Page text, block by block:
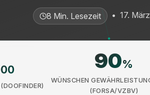
8 Min. Lesezeit • 17.
90%
WÜNSCHEN
(FORSA/VZBV)